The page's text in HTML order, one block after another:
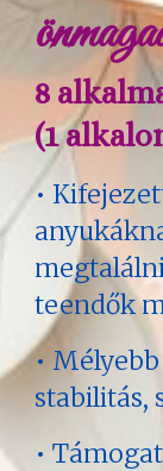
8
(1
•
teendők
•
stabilitás,
•